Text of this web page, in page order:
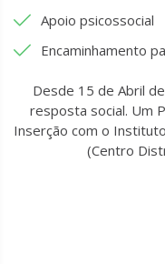
Apoio psicossocial
Encaminhamento
Desde 15 de Abril
resposta social. Um
Inserção com o
(Centro